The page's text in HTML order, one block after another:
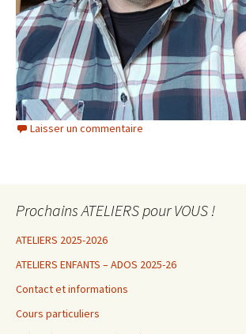
Laisser un commentaire
Prochains ATELIERS pour VOUS !
ATELIERS 2025-2026
ATELIERS ENFANTS – ADOS 2025-26
Contact et informations
Cours particuliers